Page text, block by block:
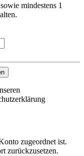
mindestens 1
zugeordnet ist.
zurückzusetzen.